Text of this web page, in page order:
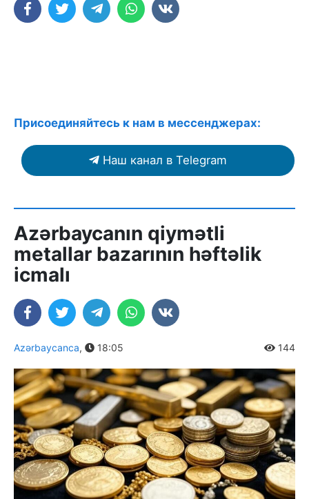
Присоединяйтесь к нам в мессенджерах:
Наш канал в Telegram
Azərbaycanın qiymətli
metallar bazarının həftəlik
icmalı
Azərbaycanca, 18:05 144